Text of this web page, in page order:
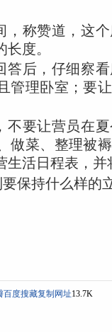
，称赞道，这
度。
答后，仔细察
管理卧室；要
不要让营员在
做菜、整理被
活日程表，并
保持什么样的
百度搜藏复制网址13.7K